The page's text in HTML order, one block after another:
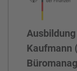
Kaufmann